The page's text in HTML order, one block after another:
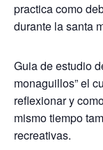
practica como
durante la santa
Guia de estudio
monaguillos” el
reflexionar y
mismo tiempo
recreativas.